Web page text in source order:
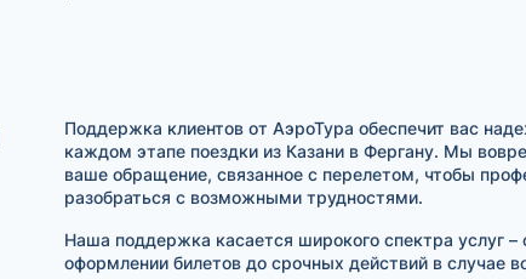
Поддержка клиентов от АэроТура обеспечит вас
каждом этапе поездки из Казани в Фергану. Мы
ваше обращение, связанное с перелетом, чтобы
разобраться с возможными трудностями.
Наша поддержка касается широкого спектра услуг
оформлении билетов до срочных действий в случае